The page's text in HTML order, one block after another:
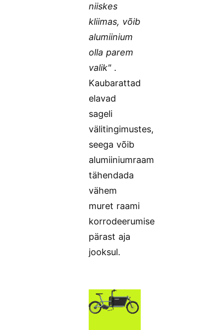
niiskes
kliimas, võib
alumiinium
olla parem
valik".
Kaubarattad
elavad
sageli
välitingimustes,
seega võib
alumiiniumraam
tähendada
vähem
muret raami
korrodeerumise
pärast aja
jooksul.